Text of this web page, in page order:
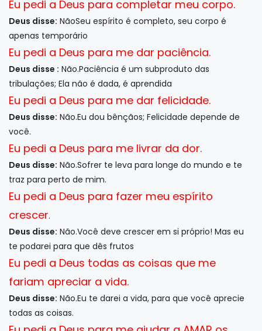
Eu pedi a Deus para completar meu corpo.
Deus disse: NãoSeu espírito é completo, seu corpo é
apenas temporário
Eu pedi a Deus para me dar paciência.
Deus disse : Não.Paciência é um subproduto das
tribulações; Ela não é dada, é aprendida
Eu pedi a Deus para me dar felicidade.
Deus disse: Não.Eu dou bênçãos; Felicidade depende de
você.
Eu pedi a Deus para me livrar da dor.
Deus disse: Não.Sofrer te leva para longe do mundo e te
traz para perto de mim.
Eu pedi a Deus para fazer meu espírito
crescer.
Deus disse: Não.Você deve crescer em si próprio! Mas eu
te podarei para que dês frutos
Eu pedi a Deus todas as coisas que me
fariam apreciar a vida.
Deus disse: Não.Eu te darei a vida, para que você aprecie
todas as coisas.